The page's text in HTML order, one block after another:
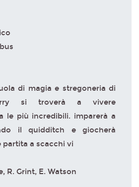
di magia e stregoneria di
si troverà a vivere
le più incredibili. imparerà a
il quidditch e giocherà
partita a scacchi vi
R. Grint, E. Watson